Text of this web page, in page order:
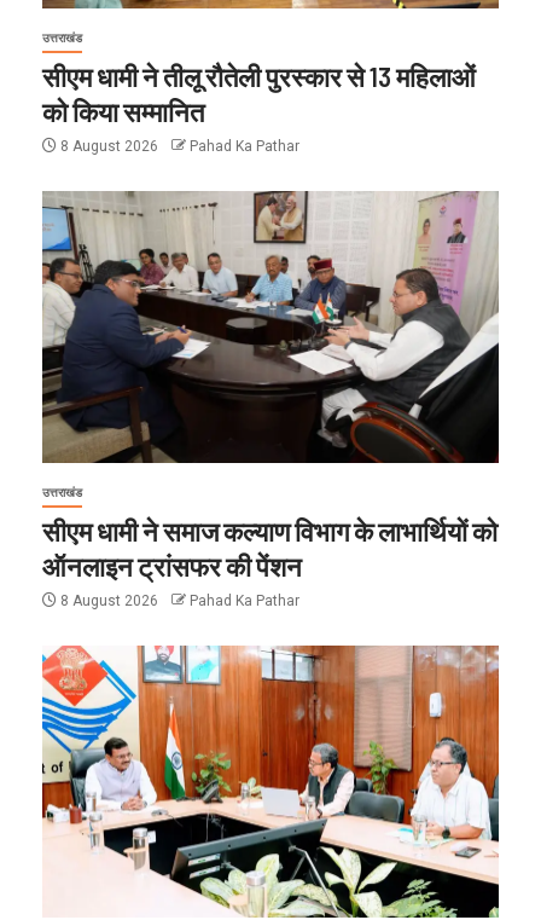
उत्तराखंड
सीएम धामी ने तीलू रौतेली पुरस्कार से 13 महिलाओं
को किया सम्मानित
8 August 2026 Pahad Ka Pathar
उत्तराखंड
सीएम धामी ने समाज कल्याण विभाग के लाभार्थियों को
ऑनलाइन ट्रांसफर की पेंशन
8 August 2026 Pahad Ka Pathar